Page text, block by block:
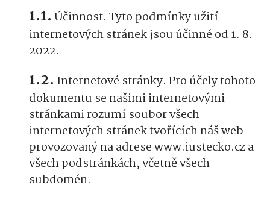
Účinnost. Tyto podmínky užití
internetových stránek jsou účinné od 1. 8.
2022.
Internetové stránky. Pro účely tohoto
dokumentu se našimi internetovými
stránkami rozumí soubor všech
internetových stránek tvořících náš web
provozovaný na adrese www.iustecko.cz a
všech podstránkách, včetně všech
subdomén.